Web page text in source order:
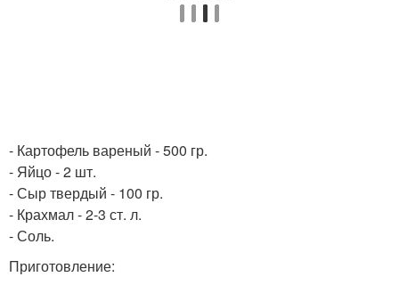
- Картофель вареный - 500 гр.
- Яйцо - 2 шт.
- Сыр твердый - 100 гр.
- Крахмал - 2-3 ст. л.
- Соль.
Приготовление: